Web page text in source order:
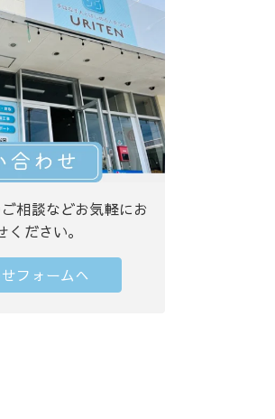
相談などお気軽にお
ください。
フォームへ